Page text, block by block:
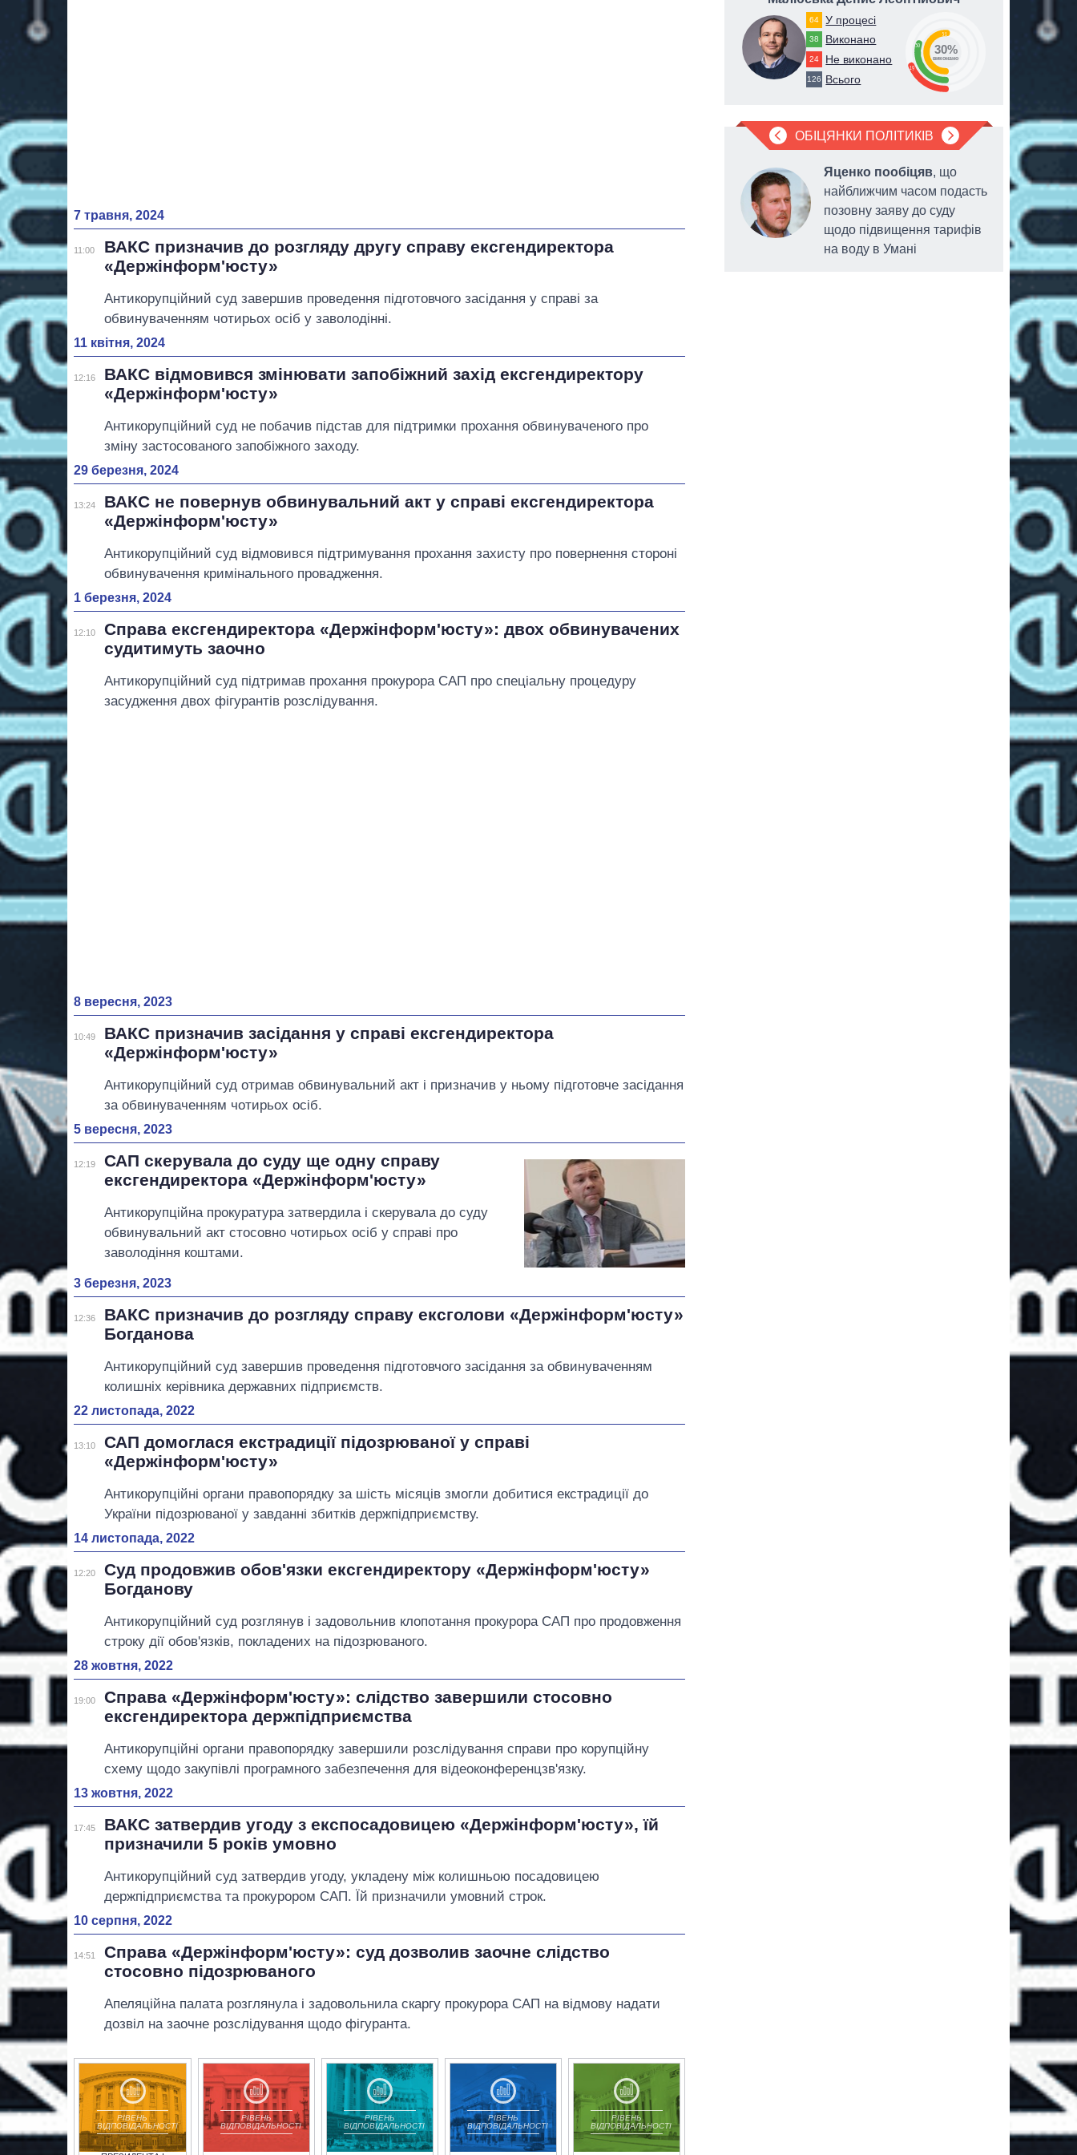
7 травня, 2024
11:00
ВАКС призначив до розгляду другу справу ексгендиректора
«Держінформ'юсту»
Антикорупційний суд завершив проведення підготовчого засідання у справі за
обвинуваченням чотирьох осіб у заволодінні.
11 квітня, 2024
12:16
ВАКС відмовився змінювати запобіжний захід ексгендиректору
«Держінформ'юсту»
Антикорупційний суд не побачив підстав для підтримки прохання обвинуваченого про
зміну застосованого запобіжного заходу.
29 березня, 2024
13:24
ВАКС не повернув обвинувальний акт у справі ексгендиректора
«Держінформ'юсту»
Антикорупційний суд відмовився підтримування прохання захисту про повернення стороні
обвинувачення кримінального провадження.
1 березня, 2024
12:10
Справа ексгендиректора «Держінформ'юсту»: двох обвинувачених
судитимуть заочно
Антикорупційний суд підтримав прохання прокурора САП про спеціальну процедуру
засудження двох фігурантів розслідування.
8 вересня, 2023
10:49
ВАКС призначив засідання у справі ексгендиректора
«Держінформ'юсту»
Антикорупційний суд отримав обвинувальний акт і призначив у ньому підготовче засідання
за обвинуваченням чотирьох осіб.
5 вересня, 2023
12:19
САП скерувала до суду ще одну справу
ексгендиректора «Держінформ'юсту»
Антикорупційна прокуратура затвердила і скерувала до суду
обвинувальний акт стосовно чотирьох осіб у справі про
заволодіння коштами.
3 березня, 2023
12:36
ВАКС призначив до розгляду справу ексголови «Держінформ'юсту»
Богданова
Антикорупційний суд завершив проведення підготовчого засідання за обвинуваченням
колишніх керівника державних підприємств.
22 листопада, 2022
13:10
САП домоглася екстрадиції підозрюваної у справі
«Держінформ'юсту»
Антикорупційні органи правопорядку за шість місяців змогли добитися екстрадиції до
України підозрюваної у завданні збитків держпідприємству.
14 листопада, 2022
12:20
Суд продовжив обов'язки ексгендиректору «Держінформ'юсту»
Богданову
Антикорупційний суд розглянув і задовольнив клопотання прокурора САП про продовження
строку дії обов'язків, покладених на підозрюваного.
28 жовтня, 2022
19:00
Справа «Держінформ'юсту»: слідство завершили стосовно
ексгендиректора держпідприємства
Антикорупційні органи правопорядку завершили розслідування справи про корупційну
схему щодо закупівлі програмного забезпечення для відеоконференцзв'язку.
13 жовтня, 2022
17:45
ВАКС затвердив угоду з експосадовицею «Держінформ'юсту», їй
призначили 5 років умовно
Антикорупційний суд затвердив угоду, укладену між колишньою посадовицею
держпідприємства та прокурором САП. Їй призначили умовний строк.
10 серпня, 2022
14:51
Справа «Держінформ'юсту»: суд дозволив заочне слідство
стосовно підозрюваного
Апеляційна палата розглянула і задовольнила скаргу прокурора САП на відмову надати
дозвіл на заочне розслідування щодо фігуранта.
РІВЕНЬ
ВІДПОВІДАЛЬНОСТІ
РІВЕНЬ
ВІДПОВІДАЛЬНОСТІ
РІВЕНЬ
ВІДПОВІДАЛЬНОСТІ
РІВЕНЬ
ВІДПОВІДАЛЬНОСТІ
РІВЕНЬ
ВІДПОВІДАЛЬНОСТІ
64 У процесі
38 Виконано
24 Не виконано
126 Всього
19
30
51
30%
виконано
ОБІЦЯНКИ ПОЛІТИКІВ
Одеси та експорту зерна
на розгляд комітету
Яценко пообіцяв, що
найближчим часом подасть
позовну заяву до суду
щодо підвищення тарифів
на воду в Умані